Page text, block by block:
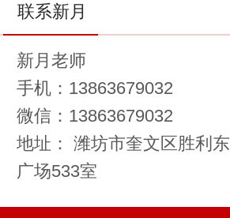
联系新月
新月老师
手机：13863679032
微信：13863679032
地址： 潍坊市奎文区胜利
广场533室